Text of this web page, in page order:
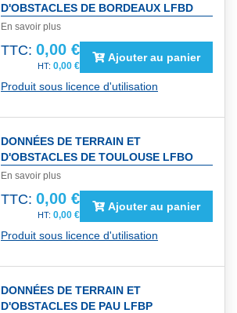
D'OBSTACLES DE BORDEAUX LFBD
En savoir plus
TTC: 0,00 €
0,00 €
Ajouter au panier
Produit sous licence d'utilisation
DONNÉES DE TERRAIN ET
D'OBSTACLES DE TOULOUSE LFBO
En savoir plus
TTC: 0,00 €
0,00 €
Ajouter au panier
Produit sous licence d'utilisation
DONNÉES DE TERRAIN ET
D'OBSTACLES DE PAU LFBP